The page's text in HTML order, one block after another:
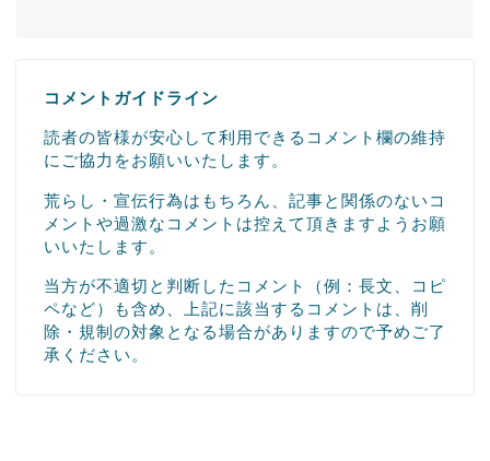
コメントガイドライン
読者の皆様が安心して利用できるコメント欄の維持
にご協力をお願いいたします。
荒らし・宣伝行為はもちろん、記事と関係のないコ
メントや過激なコメントは控えて頂きますようお願
いいたします。
当方が不適切と判断したコメント（例：長文、コピ
ペなど）も含め、上記に該当するコメントは、削
除・規制の対象となる場合がありますので予めご了
承ください。